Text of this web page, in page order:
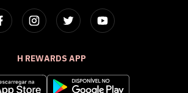
H REWARDS APP